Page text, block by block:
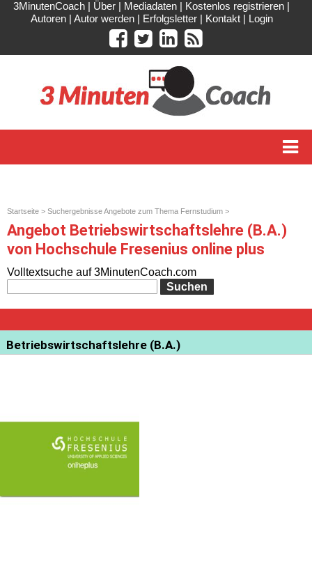
3MinutenCoach | Über | Mediadaten | Kostenlos registrieren |
Autoren| Autor werden| Erfolgsletter| Kontakt| Login
Startseite > Suchergebnisse Angebote zum Thema Fernstudium >
Angebot Betriebswirtschaftslehre (B.A.)
von Hochschule Fresenius online plus
Volltextsuche auf 3MinutenCoach.com
Betriebswirtschaftslehre (B.A.)